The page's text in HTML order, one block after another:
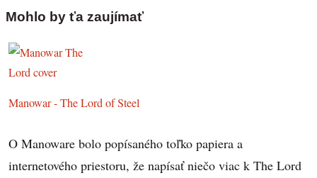
Mohlo by ťa zaujímať
Manowar - The Lord of Steel
O Manoware bolo popísaného toľko papiera a
internetového priestoru, že napísať niečo viac k The Lord